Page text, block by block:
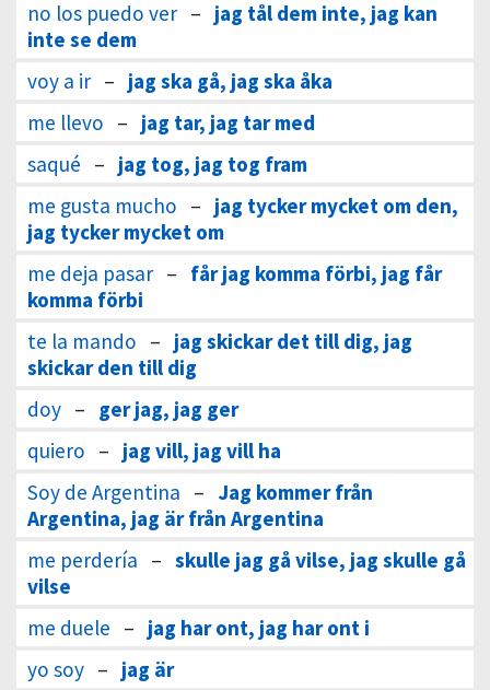
no los puedo ver – jag tål dem inte, jag kan
inte se dem
voy a ir – jag ska gå, jag ska åka
me llevo – jag tar, jag tar med
saqué – jag tog, jag tog fram
me gusta mucho – jag tycker mycket om den,
jag tycker mycket om
me deja pasar – får jag komma förbi, jag får
komma förbi
te la mando – jag skickar det till dig, jag
skickar den till dig
doy – ger jag, jag ger
quiero – jag vill, jag vill ha
Soy de Argentina – Jag kommer från
Argentina, jag är från Argentina
me perdería – skulle jag gå vilse, jag skulle gå
vilse
me duele – jag har ont, jag har ont i
yo soy – jag är